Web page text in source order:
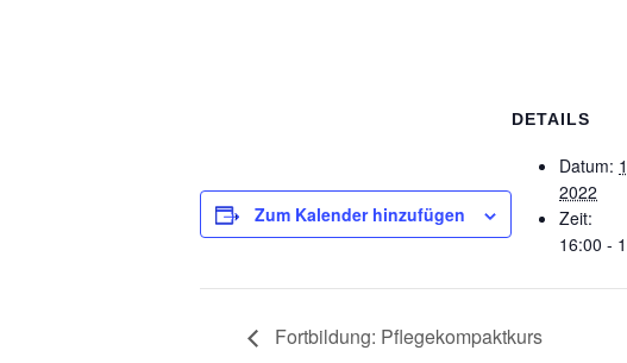
Zum Kalender hinzufügen
DETAILS
Datum:
2022
Zeit:
16:00 -
Fortbildung: Pflegekompaktkurs